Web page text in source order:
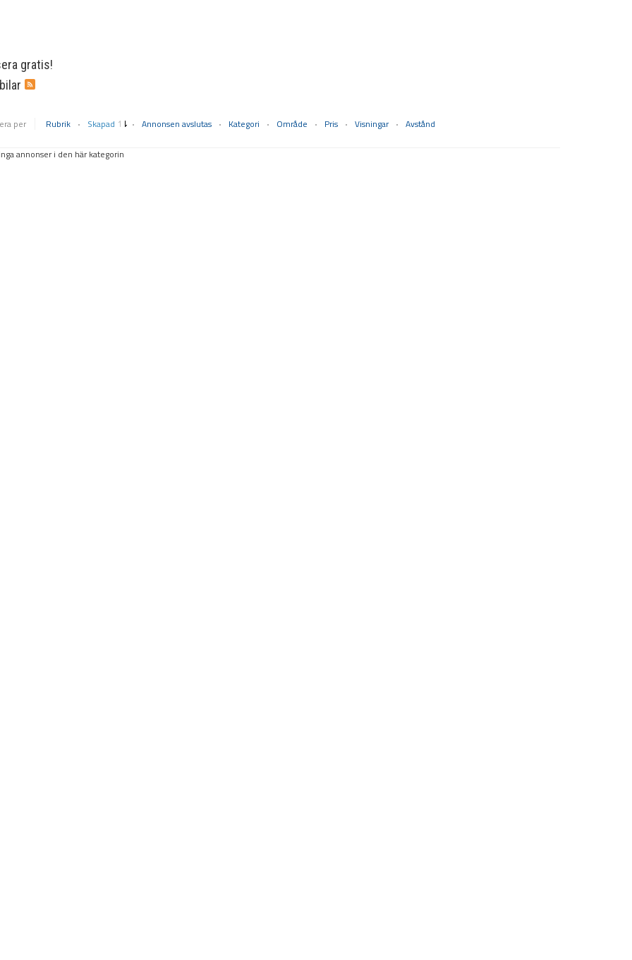
gratis!
per Rubrik Skapad Annonsen avslutas Kategori Område Pris Visningar Avstånd
annonser i den här kategorin